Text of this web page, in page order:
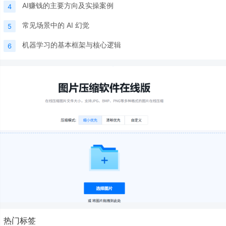
4 AI赚钱的主要方向及实操案例
5 常见场景中的 AI 幻觉
6 机器学习的基本框架与核心逻辑
热门标签